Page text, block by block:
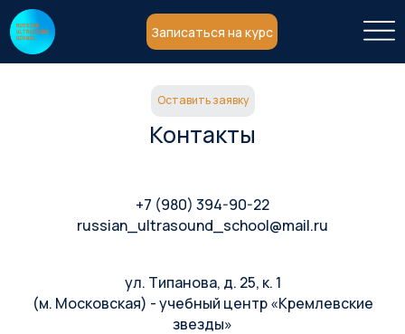
Записаться на курс
Контакты
Оставить заявку
+7 (980) 394-90-22
russian_ultrasound_school@mail.ru
ул. Типанова, д. 25, к. 1
(м. Московская) - учебный центр «Кремлевские
звезды»